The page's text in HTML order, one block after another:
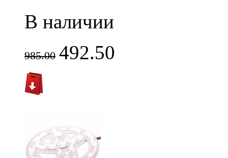
В наличии
985.00 492.50